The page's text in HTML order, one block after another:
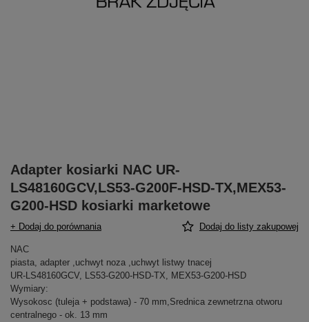
Adapter kosiarki NAC UR-
LS48160GCV,LS53-G200F-HSD-TX,MEX53-
G200-HSD kosiarki marketowe
+ Dodaj do porównania Dodaj do listy zakupowej
NAC
piasta, adapter ,uchwyt noza ,uchwyt listwy tnacej
UR-LS48160GCV, LS53-G200-HSD-TX, MEX53-G200-HSD
Wymiary:
Wysokosc (tuleja + podstawa) - 70 mm,Srednica zewnetrzna otworu
centralnego - ok. 13 mm